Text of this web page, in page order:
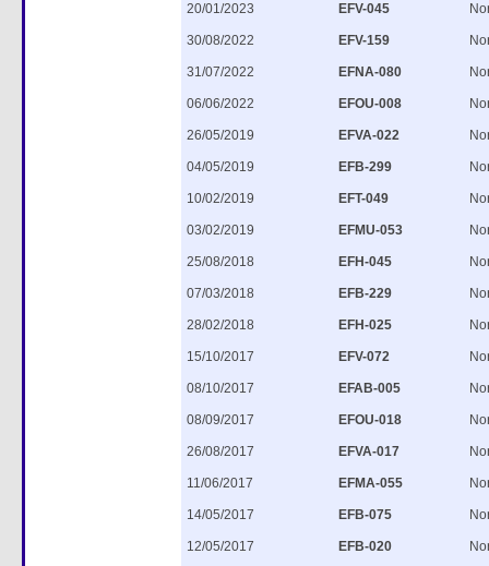
20/01/2023 EFV-045
30/08/2022 EFV-159
31/07/2022 EFNA-080
06/06/2022 EFOU-008
26/05/2019 EFVA-022
04/05/2019 EFB-299
10/02/2019 EFT-049
03/02/2019 EFMU-053
25/08/2018 EFH-045
07/03/2018 EFB-229
28/02/2018 EFH-025
15/10/2017 EFV-072
08/10/2017 EFAB-005
08/09/2017 EFOU-018
26/08/2017 EFVA-017
11/06/2017 EFMA-055
14/05/2017 EFB-075
12/05/2017 EFB-020